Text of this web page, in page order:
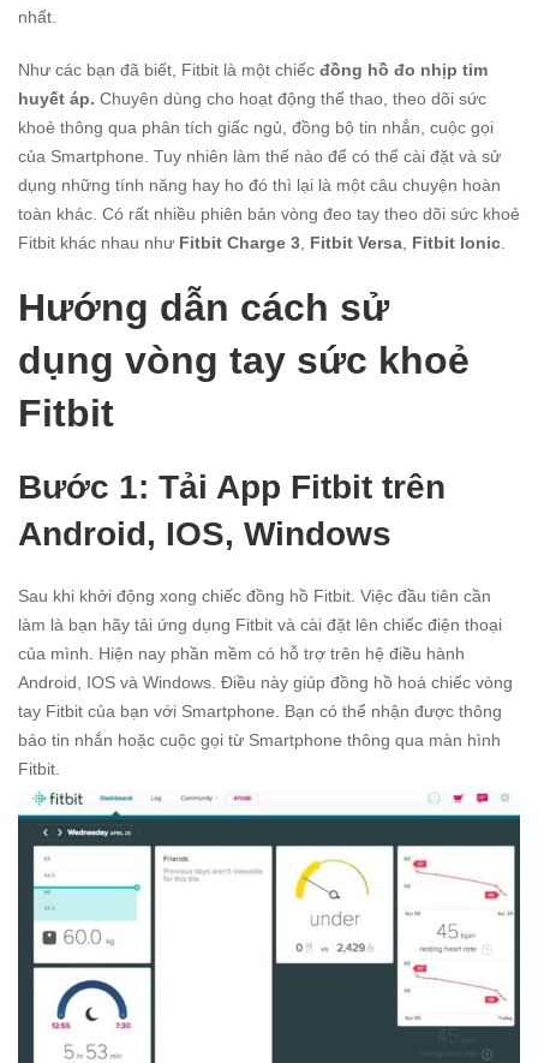
nhất.
Như các bạn đã biết, Fitbit là một chiếc đồng hồ đo nhịp tim
huyết áp. Chuyên dùng cho hoạt động thể thao, theo dõi sức
khoẻ thông qua phân tích giấc ngủ, đồng bộ tin nhắn, cuộc gọi
của Smartphone. Tuy nhiên làm thế nào để có thể cài đặt và sử
dụng những tính năng hay ho đó thì lại là một câu chuyện hoàn
toàn khác. Có rất nhiều phiên bản vòng đeo tay theo dõi sức khoẻ
Fitbit khác nhau như Fitbit Charge 3 Fitbit Versa Fitbit Ionic
Hướng dẫn cách sử
dụng vòng tay sức khoẻ
Fitbit
Bước 1: Tải App Fitbit trên
Android, IOS, Windows
Sau khi khởi động xong chiếc đồng hồ Fitbit. Việc đầu tiên cần
làm là bạn hãy tải ứng dụng Fitbit và cài đặt lên chiếc điện thoại
của mình. Hiện nay phần mềm có hỗ trợ trên hệ điều hành
Android, IOS và Windows. Điều này giúp đồng hồ hoá chiếc vòng
tay Fitbit của bạn với Smartphone. Bạn có thể nhận được thông
báo tin nhắn hoặc cuộc gọi từ Smartphone thông qua màn hình
Fitbit.